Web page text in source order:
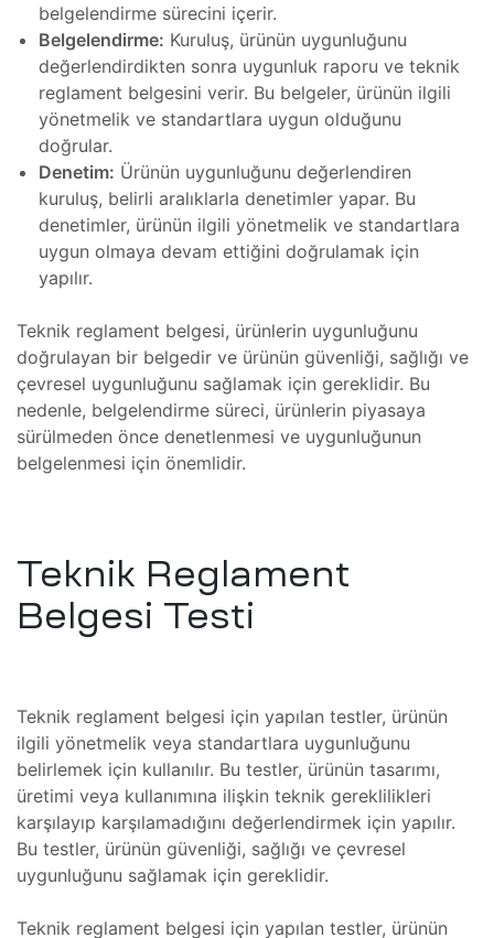
belgelendirme sürecini içerir.
Belgelendirme: Kuruluş, ürünün uygunluğunu
değerlendirdikten sonra uygunluk raporu ve teknik
reglament belgesini verir. Bu belgeler, ürünün ilgili
yönetmelik ve standartlara uygun olduğunu
doğrular.
Denetim: Ürünün uygunluğunu değerlendiren
kuruluş, belirli aralıklarla denetimler yapar. Bu
denetimler, ürünün ilgili yönetmelik ve standartlara
uygun olmaya devam ettiğini doğrulamak için
yapılır.
Teknik reglament belgesi, ürünlerin uygunluğunu
doğrulayan bir belgedir ve ürünün güvenliği, sağlığı ve
çevresel uygunluğunu sağlamak için gereklidir. Bu
nedenle, belgelendirme süreci, ürünlerin piyasaya
sürülmeden önce denetlenmesi ve uygunluğunun
belgelenmesi için önemlidir.
Teknik Reglament
Belgesi Testi
Teknik reglament belgesi için yapılan testler, ürünün
ilgili yönetmelik veya standartlara uygunluğunu
belirlemek için kullanılır. Bu testler, ürünün tasarımı,
üretimi veya kullanımına ilişkin teknik gereklilikleri
karşılayıp karşılamadığını değerlendirmek için yapılır.
Bu testler, ürünün güvenliği, sağlığı ve çevresel
uygunluğunu sağlamak için gereklidir.
Teknik reglament belgesi için yapılan testler, ürünün